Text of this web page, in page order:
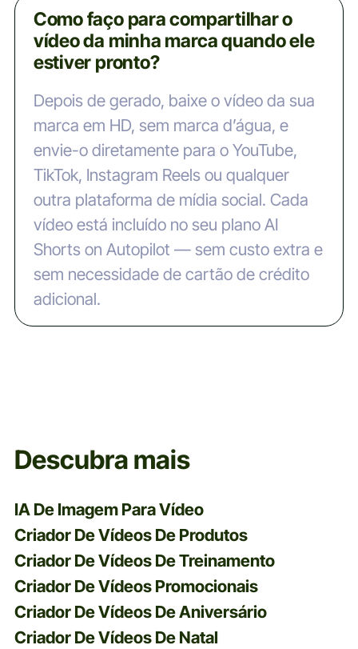
Como faço para compartilhar o
vídeo da minha marca quando ele
estiver pronto?
Depois de gerado, baixe o vídeo da sua
marca em HD, sem marca d’água, e
envie-o diretamente para o YouTube,
TikTok, Instagram Reels ou qualquer
outra plataforma de mídia social. Cada
vídeo está incluído no seu plano AI
Shorts on Autopilot — sem custo extra e
sem necessidade de cartão de crédito
adicional.
Descubra mais
IA De Imagem Para Vídeo
Criador De Vídeos De Produtos
Criador De Vídeos De Treinamento
Criador De Vídeos Promocionais
Criador De Vídeos De Aniversário
Criador De Vídeos De Natal